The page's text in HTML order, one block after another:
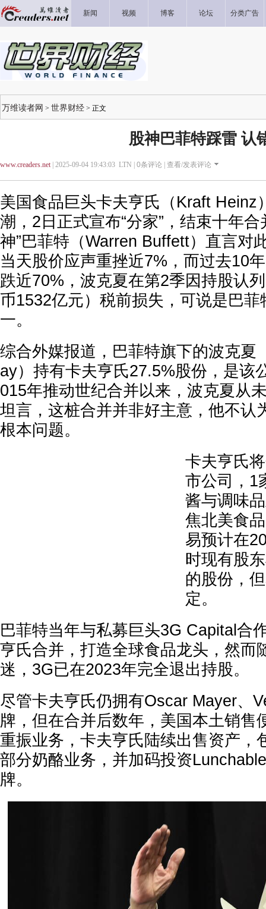
新闻 视频 博客 论坛 分类广告
万维读者网 > 世界财经 > 正文
股神巴菲特踩雷 认
www.creaders.net| 2025-09-04 19:43:03 LTN | 0条评论 | 查看/发表评论
美国食品巨头卡夫亨氏（Kraft Heinz
潮，2日正式宣布“分家”，结束十年
神”巴菲特（Warren Buffett）直言对
当天股价应声重挫近7%，而过去10
跌近70%，波克夏在第2季因持股认
币1532亿元）税前损失，可说是巴
一。
综合外媒报道，巴菲特旗下的波克夏
ay）持有卡夫亨氏27.5%股份，是该
015年推动世纪合并以来，波克夏从
坦言，这桩合并并非好主意，他不认
根本问题。
卡夫亨氏
市公司，1
酱与调味
焦北美食
易预计在
时现有股
的股份，
定。
巴菲特当年与私募巨头3G Capital合
亨氏合并，打造全球食品龙头，然而
迷，3G已在2023年完全退出持股。
尽管卡夫亨氏仍拥有Oscar Mayer、
牌，但在合并后数年，美国本土销售
重振业务，卡夫亨氏陆续出售资产，
部分奶酪业务，并加码投资
牌。